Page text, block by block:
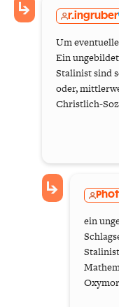
r.ingruber
Um
Ein
Stalinist sind
oder,
Christlich-
ein